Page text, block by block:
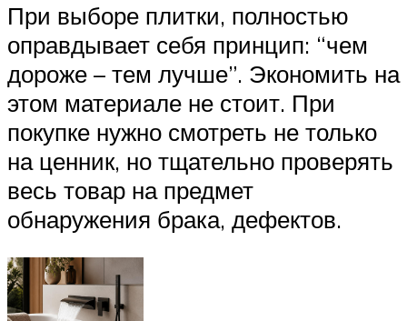
При выборе плитки, полностью
оправдывает себя принцип: “чем
дороже – тем лучше”. Экономить на
этом материале не стоит. При
покупке нужно смотреть не только
на ценник, но тщательно проверять
весь товар на предмет
обнаружения брака, дефектов.